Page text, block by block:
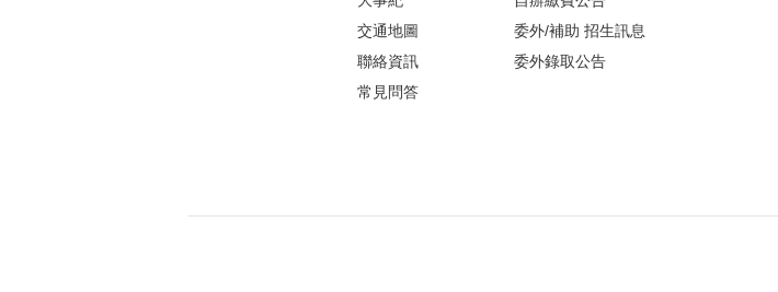
交通地圖
聯絡資訊
常見問答
委外/補助 招生訊息
委外錄取公告